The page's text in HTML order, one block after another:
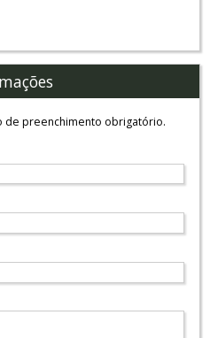
de preenchimento obrigatório.